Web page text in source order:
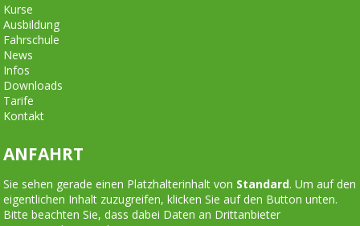
Kurse
Ausbildung
Fahrschule
News
Infos
Downloads
Tarife
Kontakt
ANFAHRT
Sie sehen gerade einen Platzhalterinhalt von Standard. Um auf den
eigentlichen Inhalt zuzugreifen, klicken Sie auf den Button unten.
Bitte beachten Sie, dass dabei Daten an Drittanbieter